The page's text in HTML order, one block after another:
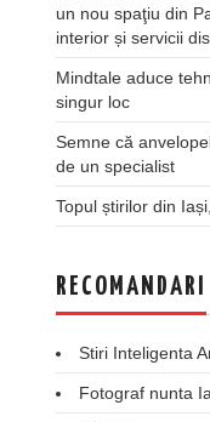
un nou spaţiu din
interior și servicii
Mindtale aduce
singur loc
Semne că
de un specialist
Topul știrilor din
RECOMANDARI
Stiri Inteligenta
Fotograf nunta